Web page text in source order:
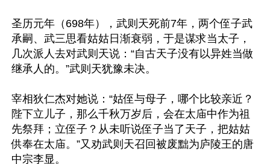
圣历元年（698年），武则天死前7年，两个侄子武
承嗣、武三思看姑姑日渐衰弱，于是谋求当太子，
几次派人去对武则天说：“自古天子没有以异姓当做
继承人的。”武则天犹豫未决。
宰相狄仁杰对她说：“姑侄与母子，哪个比较亲近？
陛下立儿子，那么千秋万岁后，会在太庙中作为祖
先祭拜；立侄子？从未听说侄子当了天子，把姑姑
供奉在太庙。”又劝武则天召回被废黜为庐陵王的唐
中宗李显。